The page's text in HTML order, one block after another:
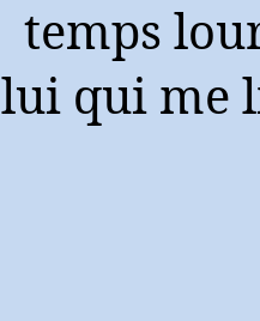
temps
lui qui me